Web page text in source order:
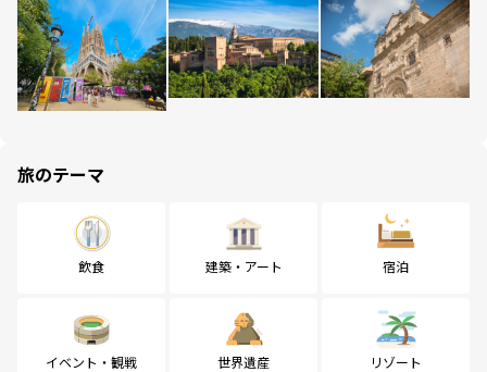
旅のテーマ
飲食 建築・アート 宿泊
イベント・観戦 世界遺産 リゾート